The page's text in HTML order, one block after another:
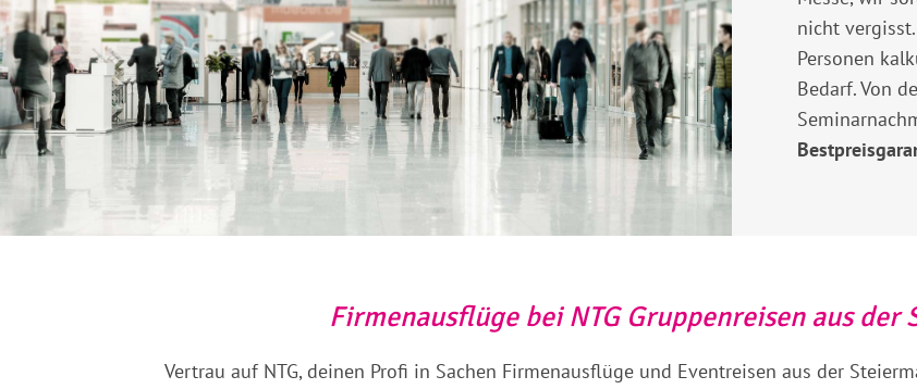
nicht
Personen
Bedarf. Von
Firmenausflüge bei NTG Gruppenreisen aus der
Vertrau auf NTG, deinen Profi in Sachen Firmenausflüge und Eventreisen aus der